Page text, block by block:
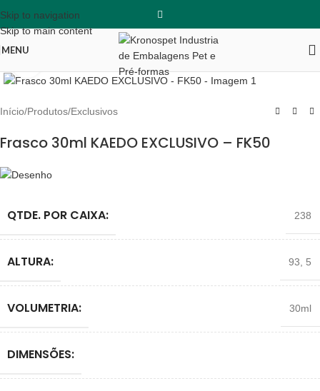
Skip to navigation
Skip to main content
MENU
Clique para ampliar
Início/Produtos/Exclusivos
Frasco 30ml KAEDO EXCLUSIVO – FK50
QTDE. POR CAIXA: 238
ALTURA: 93 5
VOLUMETRIA: 30ml
DIMENSÕES: